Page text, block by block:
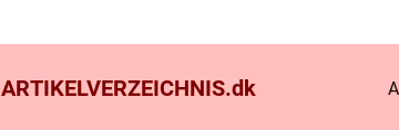
ARTIKELVERZEICHNIS.dk